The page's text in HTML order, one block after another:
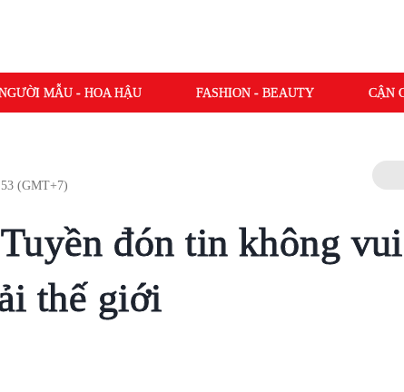
MẪU - HOA HẬU FASHION - BEAUTY CẬN
(GMT+7)
đón tin không
thế giới